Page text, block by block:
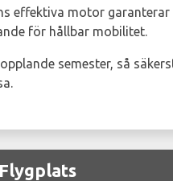
effektiva motor
för hållbar mobilitet.
semester, så